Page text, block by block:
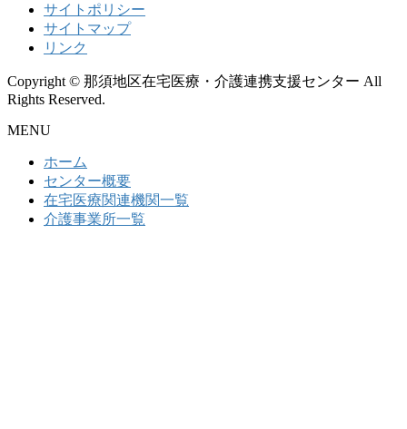
サイトポリシー
サイトマップ
リンク
Copyright © 那須地区在宅医療・介護連携支援センター All
Rights Reserved.
MENU
ホーム
センター概要
在宅医療関連機関一覧
介護事業所一覧